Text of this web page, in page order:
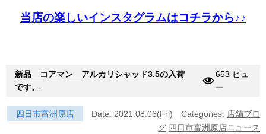
当店の楽しいインスタグラムはコチラから♪♪
新品 コアマン アルカリシャッド3.5の入荷
です。
653 ビュ
ー
四日市富洲原店 Date: 2021.08.06(Fri) Categories: 店舗ブロ
グ 四日市富洲原店ニュース